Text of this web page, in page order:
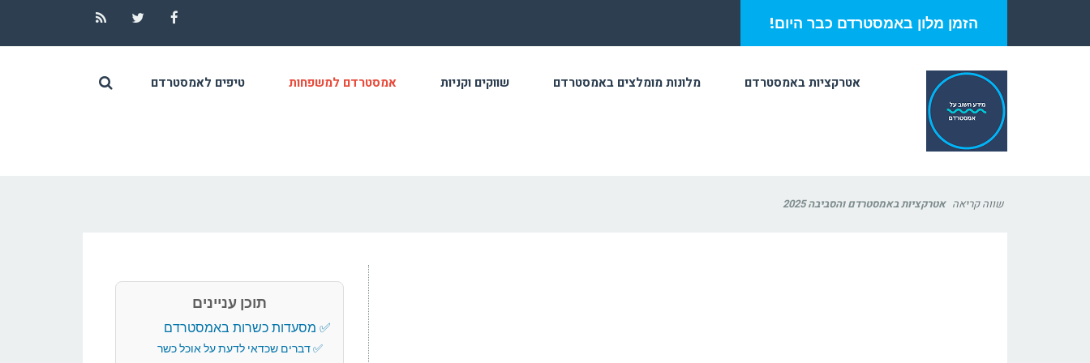
הזמן מלון באמסטרדם כבר היום!
אטרקציות באמסטרדם מלונות מומלצים באמסטרדם שווקים וקניות אמסטרדם למשפחות טיפים לאמסטרדם
שווה קריאה אטרקציות באמסטרדם והסביבה 2025
תוכן עניינים
מסעדות כשרות באמסטרדם
דברים שכדאי לדעת על אוכל כשר